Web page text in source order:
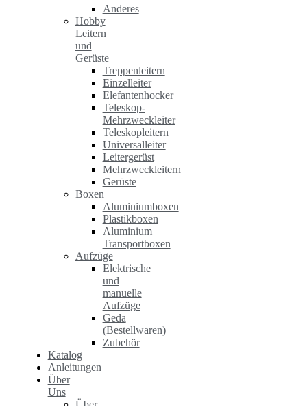
Anderes
Hobby
Leitern
und
Gerüste
Treppenleitern
Einzelleiter
Elefantenhocker
Teleskop-
Mehrzweckleiter
Teleskopleitern
Universalleiter
Leitergerüst
Mehrzweckleitern
Gerüste
Boxen
Aluminiumboxen
Plastikboxen
Aluminium
Transportboxen
Aufzüge
Elektrische
und
manuelle
Aufzüge
Geda
(Bestellwaren)
Zubehör
Katalog
Anleitungen
Über
Uns